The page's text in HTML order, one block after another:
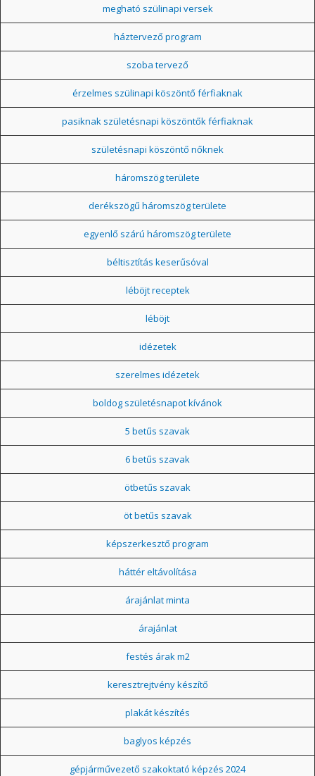
megható szülinapi versek
háztervező program
szoba tervező
érzelmes szülinapi köszöntő férfiaknak
pasiknak születésnapi köszöntők férfiaknak
születésnapi köszöntő nőknek
háromszög területe
derékszögű háromszög területe
egyenlő szárú háromszög területe
béltisztítás keserűsóval
léböjt receptek
léböjt
idézetek
szerelmes idézetek
boldog születésnapot kívánok
5 betűs szavak
6 betűs szavak
ötbetűs szavak
öt betűs szavak
képszerkesztő program
háttér eltávolítása
árajánlat minta
árajánlat
festés árak m2
keresztrejtvény készítő
plakát készítés
baglyos képzés
gépjárművezető szakoktató képzés 2024